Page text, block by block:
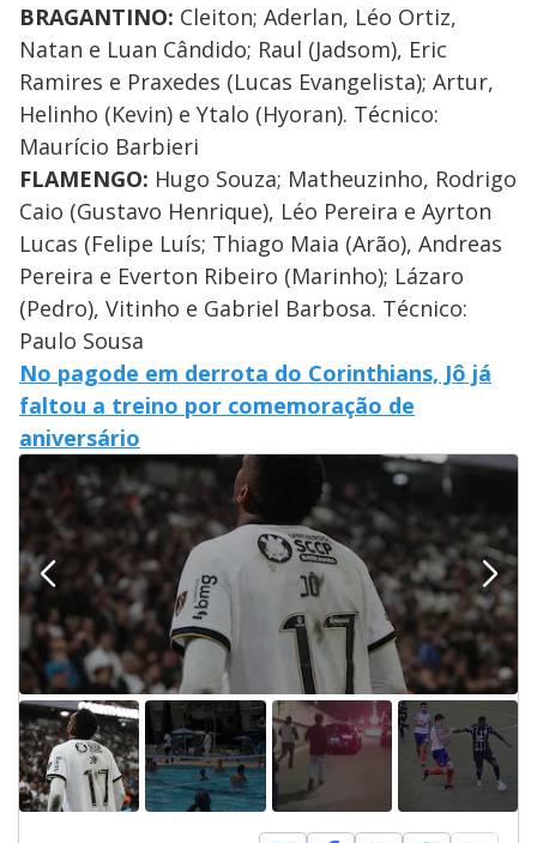
BRAGANTINO: Cleiton; Aderlan, Léo Ortiz,
Natan e Luan Cândido; Raul (Jadsom), Eric
Ramires e Praxedes (Lucas Evangelista); Artur,
Helinho (Kevin) e Ytalo (Hyoran). Técnico:
Maurício Barbieri
FLAMENGO: Hugo Souza; Matheuzinho, Rodrigo
Caio (Gustavo Henrique), Léo Pereira e Ayrton
Lucas (Felipe Luís; Thiago Maia (Arão), Andreas
Pereira e Everton Ribeiro (Marinho); Lázaro
(Pedro), Vitinho e Gabriel Barbosa. Técnico:
Paulo Sousa
No pagode em derrota do Corinthians, Jô já
faltou a treino por comemoração de
aniversário